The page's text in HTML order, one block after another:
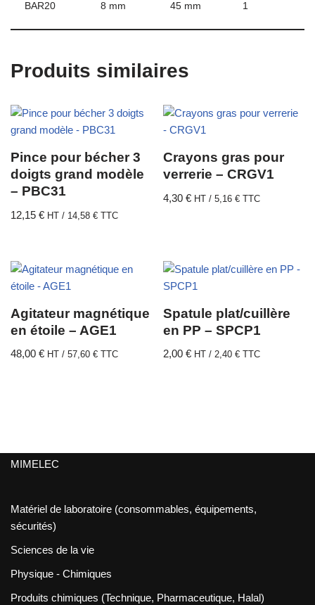
BAR20 8 mm 45 mm 1
Produits similaires
Pince pour bécher 3
doigts grand modèle
– PBC31
12,15 € HT / 14,58 € TTC
Crayons gras pour
verrerie – CRGV1
4,30€ HT /5,16€ TTC
Agitateur magnétique
en étoile – AGE1
48,00 € HT / 57,60 € TTC
Spatule plat/cuillère
en PP – SPCP1
2,00€ HT /2,40€ TTC
MIMELEC
Matériel de laboratoire (consommables, équipements,
sécurités)
Sciences de la vie
Physique - Chimiques
Produits chimiques (Technique, Pharmaceutique, Halal)